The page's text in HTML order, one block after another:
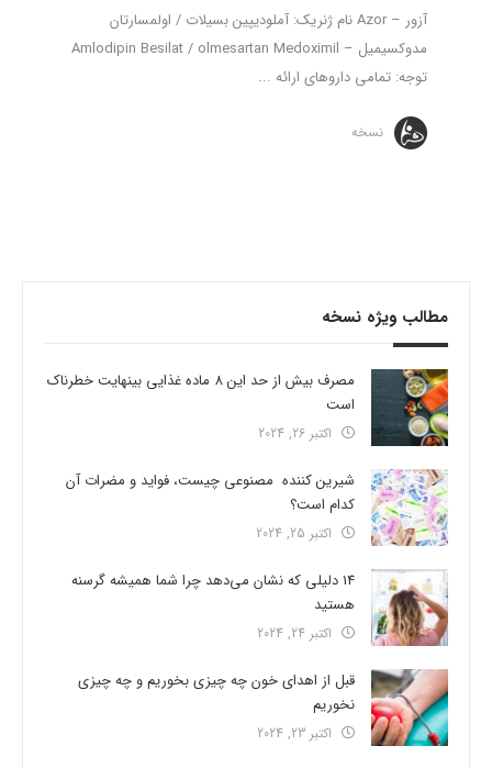
آزور – Azor نام ژنریک: آملودیپین بسیلات / اولمسارتان
مدوکسیمیل – Amlodipin Besilat / olmesartan Medoximil
توجه: تمامی داروهای ارائه ...
نسخه
مطالب ویژه نسخه
مصرف بیش از حد این 8 ماده غذایی بینهایت خطرناک
است
اکتبر 26, 2024
شیرین کننده مصنوعی چیست، فواید و مضرات آن
کدام است؟
اکتبر 25, 2024
14 دلیلی که نشان می‌دهد چرا شما همیشه گرسنه
هستید
اکتبر 24, 2024
قبل از اهدای خون چه چیزی بخوریم و چه چیزی
نخوریم
اکتبر 23, 2024